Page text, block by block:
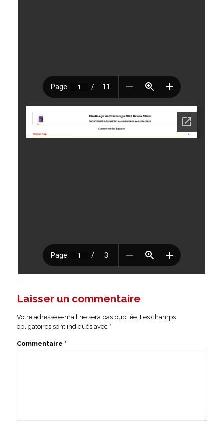
Laisser un commentaire
Votre adresse e-mail ne sera pas publiée. Les champs
obligatoires sont indiqués avec *
Commentaire *